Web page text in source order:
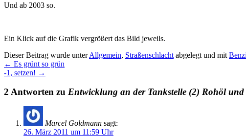
Und ab 2003 so.
Ein Klick auf die Grafik vergrößert das Bild jeweils.
Dieser Beitrag wurde unterAllgemein, Straßenschlacht abgelegt und mit
← Es grünt so grün
-1, setzen! →
2 Antworten zu Entwicklung an der Tankstelle (2) Rohöl und
Marcel Goldmann sagt:
26. März 2011 um 11:59 Uhr